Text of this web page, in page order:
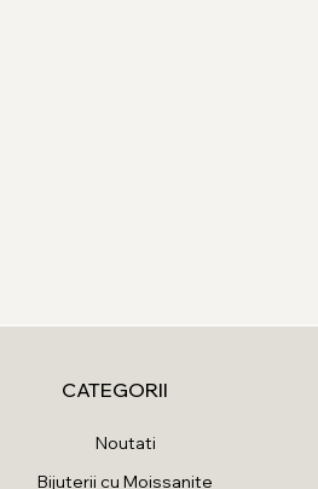
CATEGORII
Noutati
Bijuterii cu Moissanite